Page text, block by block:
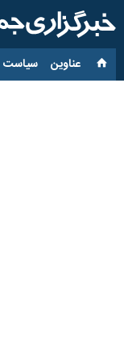
عناوین‌ سیاست